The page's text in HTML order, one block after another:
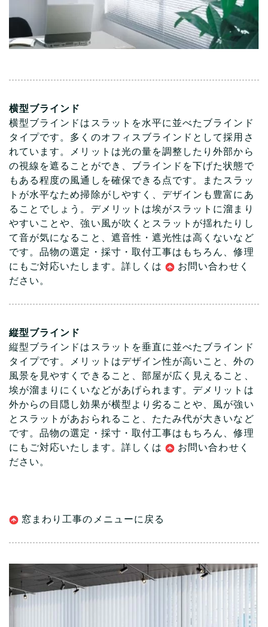
横型ブラインド
横型ブラインドはスラットを水平に並べたブラインド
タイプです。多くのオフィスブラインドとして採用さ
れています。メリットは光の量を調整したり外部から
の視線を遮ることができ、ブラインドを下げた状態で
もある程度の風通しを確保できる点です。またスラッ
トが水平なため掃除がしやすく、デザインも豊富にあ
ることでしょう。デメリットは埃がスラットに溜まり
やすいことや、強い風が吹くとスラットが揺れたりし
て音が気になること、遮音性・遮光性は高くないなど
です。品物の選定・採寸・取付工事はもちろん、修理
にもご対応いたします。詳しくは
お問い合わせく
ださい。
縦型ブラインド
縦型ブラインドはスラットを垂直に並べたブラインド
タイプです。メリットはデザイン性が高いこと、外の
風景を見やすくできること、部屋が広く見えること、
埃が溜まりにくいなどがあげられます。デメリットは
外からの目隠し効果が横型より劣ることや、風が強い
とスラットがあおられること、たたみ代が大きいなど
です。品物の選定・採寸・取付工事はもちろん、修理
にもご対応いたします。詳しくは
お問い合わせく
ださい。
窓まわり工事のメニューに戻る